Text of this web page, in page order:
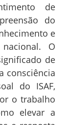
de
do
e
O
de
consciência
do ISAF,
o trabalho
elevar a